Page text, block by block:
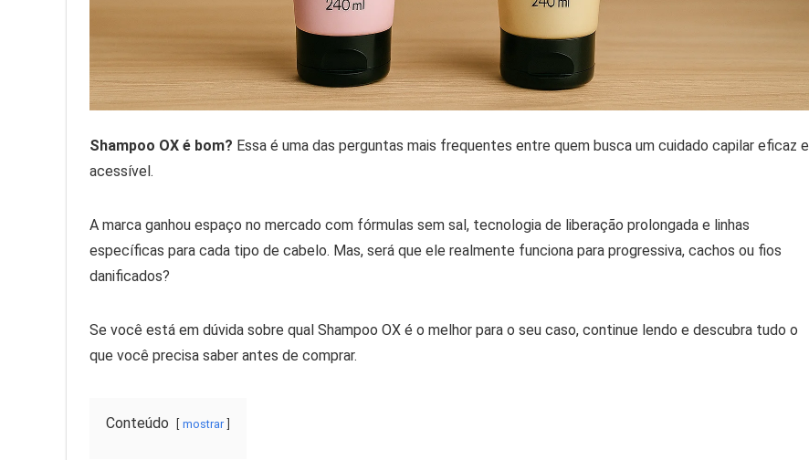
Shampoo OX é bom? Essa é uma das perguntas mais frequentes entre quem busca um cuidado capilar eficaz e
acessível.
A marca ganhou espaço no mercado com fórmulas sem sal, tecnologia de liberação prolongada e linhas
específicas para cada tipo de cabelo. Mas, será que ele realmente funciona para progressiva, cachos ou fios
danificados?
Se você está em dúvida sobre qual Shampoo OX é o melhor para o seu caso, continue lendo e descubra tudo o
que você precisa saber antes de comprar.
Conteúdo mostrar